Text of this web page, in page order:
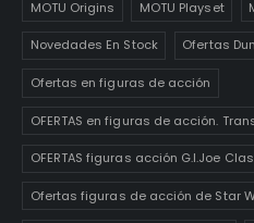
MOTU Origins MOTU Playset
Novedades En Stock Ofertas
Ofertas en figuras de acción
OFERTAS en figuras de acción.
OFERTAS figuras acción G.I.Joe
Ofertas figuras de acción de Star